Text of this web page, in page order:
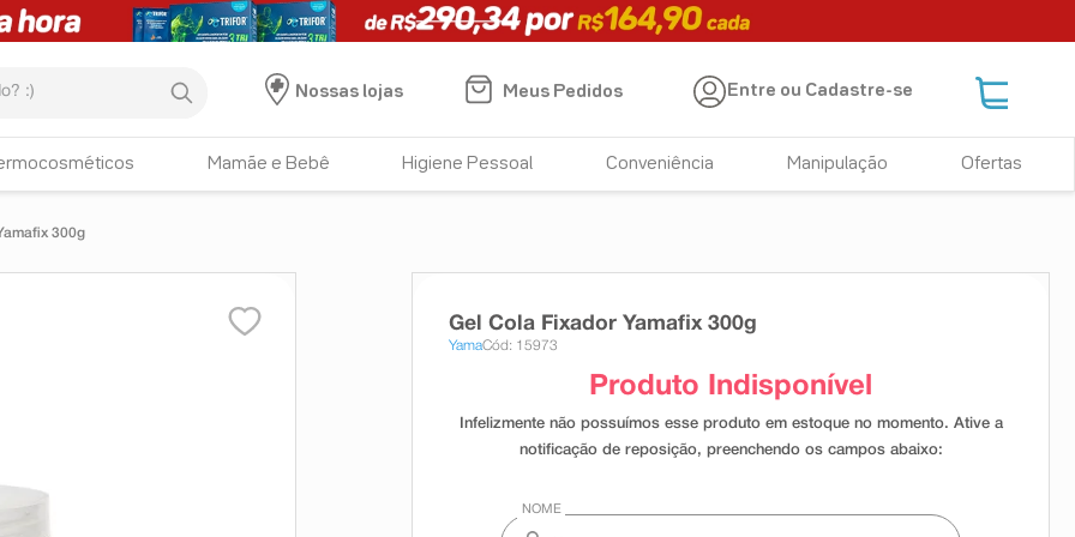
Nossas lojas
Meus Pedidos Entre ou Cadastre-se
Mamãe e Bebê Higiene Pessoal Conveniência Manipulação Ofertas
300g
Gel Cola Fixador Yamafix 300g
YamaCód: 15973